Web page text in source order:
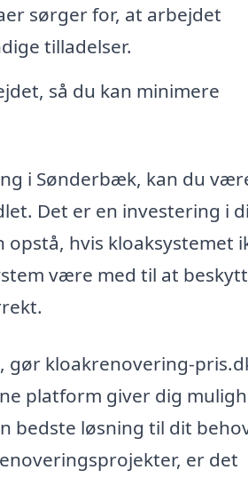
sørger for, at arbejdet
tilladelser.
så du kan minimere
i Sønderbæk, kan du
Det er en investering i
hvis kloaksystemet
være med til at
gør kloakrenovering-
platform giver dig
bedste løsning til dit
er det